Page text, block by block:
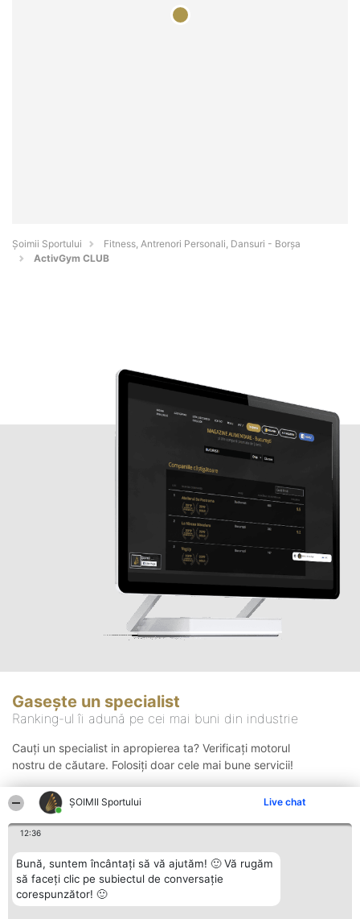
ȘOIMII Sportului Live chat
12:36
Bună, suntem încântați să vă ajutăm! 🙂 Vă rugăm
să faceți clic pe subiectul de conversație
corespunzător! 🙂
Șoimii Sportului
Fitness, Antrenori Personali, Dansuri - Borşa
ActivGym CLUB
Gasește un specialist
Ranking-ul îi adună pe cei mai buni din industrie
Cauți un specialist in apropierea ta? Verificați motorul
nostru de căutare. Folosiți doar cele mai bune servicii!